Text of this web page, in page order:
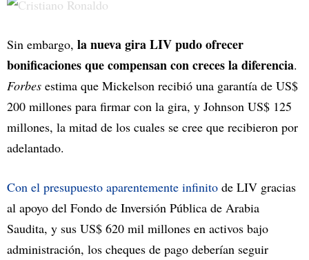
Sin embargo, la nueva gira LIV pudo ofrecer
bonificaciones que compensan con creces la diferencia.
Forbes estima que Mickelson recibió una garantía de US$
200 millones para firmar con la gira, y Johnson US$ 125
millones, la mitad de los cuales se cree que recibieron por
adelantado.
Con el presupuesto aparentemente infinito de LIV gracias
al apoyo del Fondo de Inversión Pública de Arabia
Saudita, y sus US$ 620 mil millones en activos bajo
administración, los cheques de pago deberían seguir